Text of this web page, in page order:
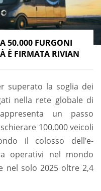
50.000 FURGONI
È FIRMATA RIVIAN
superato la soglia dei
nella rete globale di
un passo
100.000 veicoli
il colosso dell’e-
operativi nel mondo
nel solo 2025 oltre 2,4